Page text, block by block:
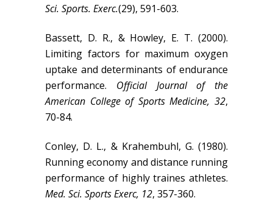
Sci. Sports. Exerc.(29), 591-603.
Bassett, D. R., & Howley, E. T. (2000).
Limiting factors for maximum oxygen
uptake and determinants of endurance
performance. Official Journal of the
American College of Sports Medicine, 32,
70-84.
Conley, D. L., & Krahembuhl, G. (1980).
Running economy and distance running
performance of highly traines athletes.
Med. Sci. Sports Exerc, 12, 357-360.